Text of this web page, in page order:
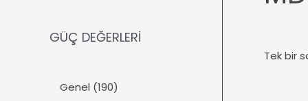
GÜÇ DEĞERLERİ
Genel 1901
Tek bir